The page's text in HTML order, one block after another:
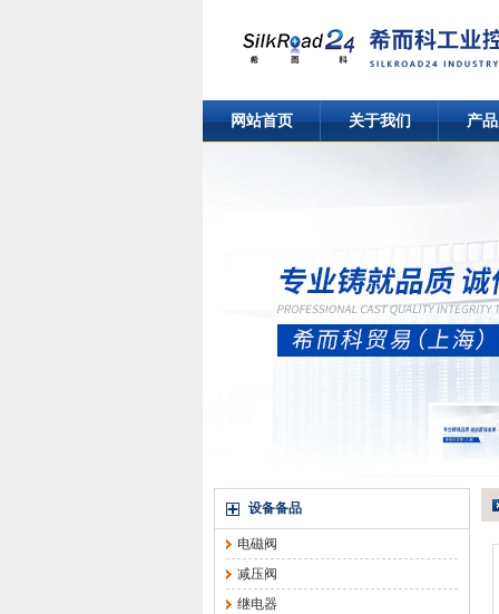
网站首页 关于我们 产
设备备品
电磁阀
减压阀
继电器